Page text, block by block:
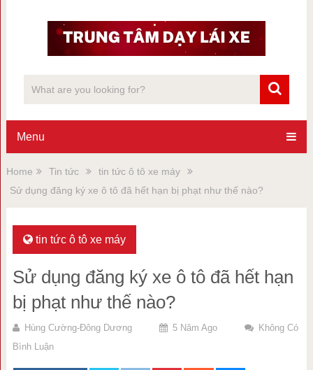
Menu
Home Tin tức
tin tức ô tô xe máy
Sử dụng đăng ký xe ô tô đã hết hạn bị phạt như thế nào?
tin tức ô tô xe máy
Sử dụng đăng ký xe ô tô đã hết hạn
bị phạt như thế nào?
Hùng Cường-Đông Dương 5 Năm Ago
Không Có
Bình Luận